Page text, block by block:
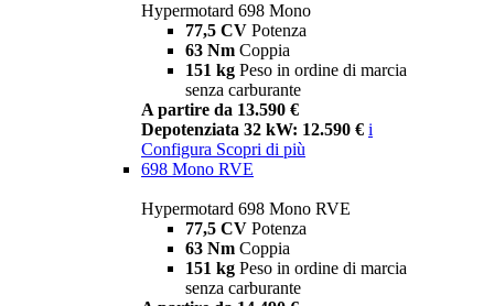
Hypermotard 698 Mono
77,5 CV Potenza
63 Nm Coppia
151 kg Peso in ordine di marcia
senza carburante
A partire da 13.590 €
Depotenziata 32 kW: 12.590 € i
Configura Scopri di più
698 Mono RVE
Hypermotard 698 Mono RVE
77,5 CV Potenza
63 Nm Coppia
151 kg Peso in ordine di marcia
senza carburante